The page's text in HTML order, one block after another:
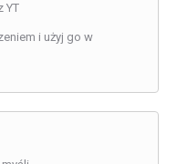
YT
i użyj go w